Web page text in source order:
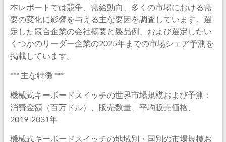
本レポートでは競争、需給動向、多くの市場における需
要の変化に影響を与える主な要因を調査しています。選
定した競合企業の会社概要と製品例、および選定したい
くつかのリーダー企業の2025年までの市場シェア予測を
掲載しています。
*** 主な特徴 ***
機械式キーボードスイッチの世界市場規模および予測：
消費金額（百万ドル）、販売数量、平均販売価格、
2019-2031年
機械式キーボードスイッチの地域別・国別の市場規模お